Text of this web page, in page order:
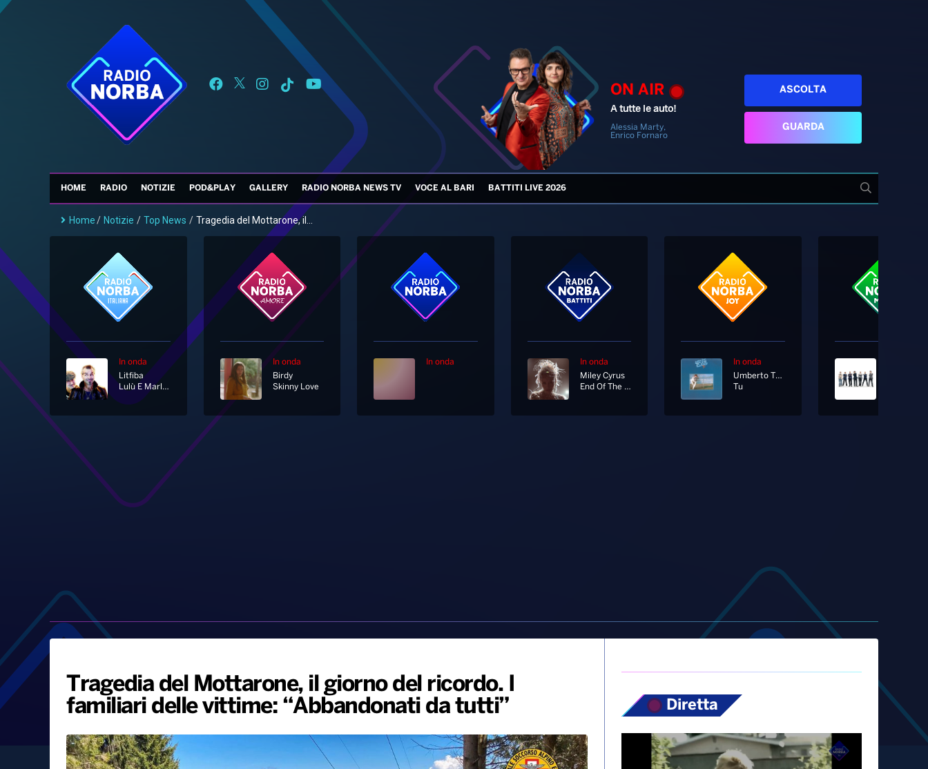
ON AIR
A tutte le auto!
Alessia Marty,
Enrico Fornaro
ASCOLTA
GUARDA
HOME RADIO NOTIZIE POD&PLAY GALLERY RADIO NORBA NEWS TV VOCE AL BARI BATTITI LIVE 2026
Home/ Notizie / Top News / Tragedia del Mottarone, il...
In onda
Litfiba
Lulù E Marlene
In onda
Birdy
Skinny Love
In onda
In onda
Miley Cyrus
End Of The World [Radio Edit]
In onda
Umberto Tozzi
Tu
Tragedia del Mottarone, il giorno del ricordo. I
familiari delle vittime: “Abbandonati da tutti”
Diretta